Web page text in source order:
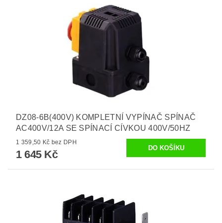
DZ08-6B(400V) KOMPLETNÍ VYPÍNAČ SPÍNAČ
AC400V/12A SE SPÍNACÍ CÍVKOU 400V/50HZ
1 359,50 Kč bez DPH
1 645 Kč